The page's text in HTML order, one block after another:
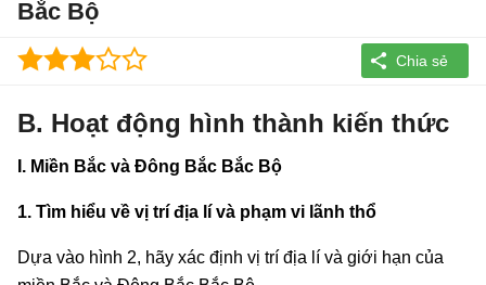
Bắc Bộ
B. Hoạt động hình thành kiến thức
I. Miền Bắc và Đông Bắc Bắc Bộ
1. Tìm hiểu về vị trí địa lí và phạm vi lãnh thổ
Dựa vào hình 2, hãy xác định vị trí địa lí và giới hạn của